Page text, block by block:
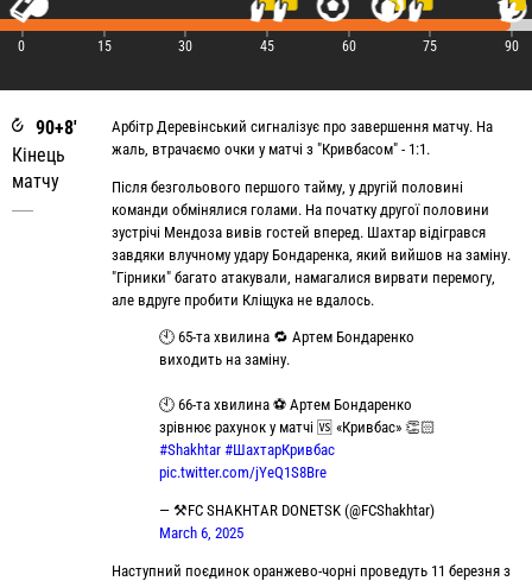
|
0
|
15
|
30
|
45
|
60
|
75
|
90
90+8'
Кінець
матчу
Арбітр Деревінський сигналізує про завершення матчу. На
жаль, втрачаємо очки у матчі з "Кривбасом" - 1:1.
Після безгольового першого тайму, у другій половині
команди обмінялися голами. На початку другої половини
зустрічі Мендоза вивів гостей вперед. Шахтар відігрався
завдяки влучному удару Бондаренка, який вийшов на заміну.
"Гірники" багато атакували, намагалися вирвати перемогу,
але вдруге пробити Кліщука не вдалось.
🕙 65-та хвилина 🔁 Артем Бондаренко
виходить на заміну.
🕙 66-та хвилина ⚽️ Артем Бондаренко
зрівнює рахунок у матчі 🆚 «Кривбас» 👏🏻
#Shakhtar #ШахтарКривбас
pic.twitter.com/jYeQ1S8Bre
— ⚒FC SHAKHTAR DONETSK (@FCShakhtar)
March 6, 2025
Наступний поєдинок оранжево-чорні проведуть 11 березня з